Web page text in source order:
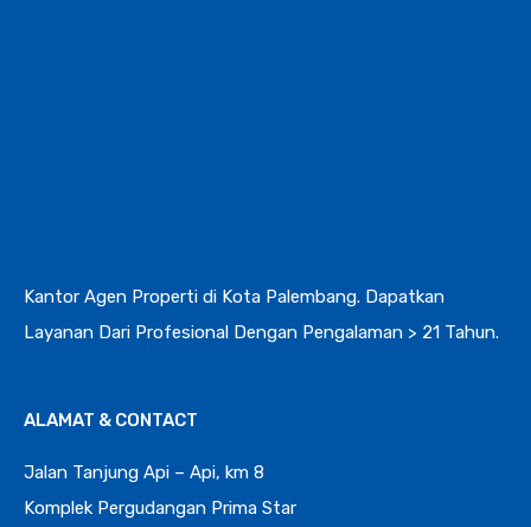
Kantor Agen Properti di Kota Palembang. Dapatkan
Layanan Dari Profesional Dengan Pengalaman > 21 Tahun.
ALAMAT & CONTACT
Jalan Tanjung Api – Api, km 8
Komplek Pergudangan Prima Star